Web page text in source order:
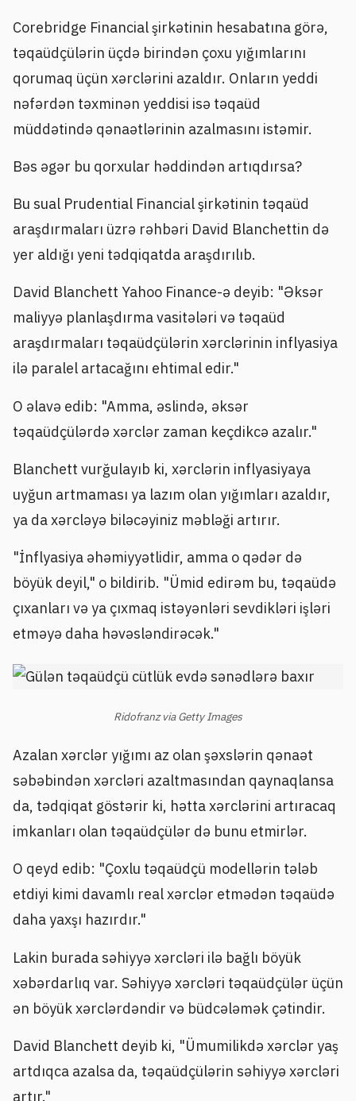
Corebridge Financial şirkətinin hesabatına görə,
təqaüdçülərin üçdə birindən çoxu yığımlarını
qorumaq üçün xərclərini azaldır. Onların yeddi
nəfərdən təxminən yeddisi isə təqaüd
müddətində qənaətlərinin azalmasını istəmir.
Bəs əgər bu qorxular həddindən artıqdırsa?
Bu sual Prudential Financial şirkətinin təqaüd
araşdırmaları üzrə rəhbəri David Blanchettin də
yer aldığı yeni tədqiqatda araşdırılıb.
David Blanchett Yahoo Finance-ə deyib: "Əksər
maliyyə planlaşdırma vasitələri və təqaüd
araşdırmaları təqaüdçülərin xərclərinin inflyasiya
ilə paralel artacağını ehtimal edir."
O əlavə edib: "Amma, əslində, əksər
təqaüdçülərdə xərclər zaman keçdikcə azalır."
Blanchett vurğulayıb ki, xərclərin inflyasiyaya
uyğun artmaması ya lazım olan yığımları azaldır,
ya da xərcləyə biləcəyiniz məbləği artırır.
"İnflyasiya əhəmiyyətlidir, amma o qədər də
böyük deyil," o bildirib. "Ümid edirəm bu, təqaüdə
çıxanları və ya çıxmaq istəyənləri sevdikləri işləri
etməyə daha həvəsləndirəcək."
Ridofranz via Getty Images
Azalan xərclər yığımı az olan şəxslərin qənaət
səbəbindən xərcləri azaltmasından qaynaqlansa
da, tədqiqat göstərir ki, hətta xərclərini artıracaq
imkanları olan təqaüdçülər də bunu etmirlər.
O qeyd edib: "Çoxlu təqaüdçü modellərin tələb
etdiyi kimi davamlı real xərclər etmədən təqaüdə
daha yaxşı hazırdır."
Lakin burada səhiyyə xərcləri ilə bağlı böyük
xəbərdarlıq var. Səhiyyə xərcləri təqaüdçülər üçün
ən böyük xərclərdəndir və büdcələmək çətindir.
David Blanchett deyib ki, "Ümumilikdə xərclər yaş
artdıqca azalsa da, təqaüdçülərin səhiyyə xərcləri
artır."